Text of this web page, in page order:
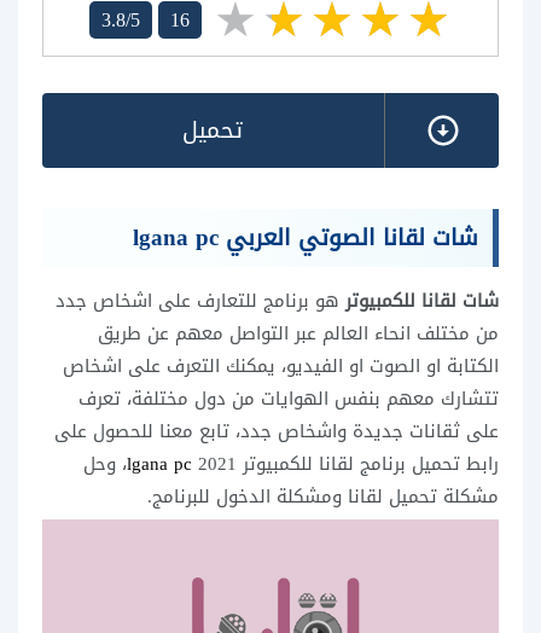
3.8/5 16
تحميل
شات لقانا الصوتي العربي lgana pc
شات لقانا للكمبيوترهو برنامج للتعارف على اشخاص جدد
من مختلف انحاء العالم عبر التواصل معهم عن طريق
الكتابة او الصوت او الفيديو، يمكنك التعرف على اشخاص
تتشارك معهم بنفس الهوايات من دول مختلفة، تعرف
على ثقانات جديدة واشخاص جدد، تابع معنا للحصول على
رابط تحميل برنامج لقانا للكمبيوتر 2021
، وحل
مشكلة تحميل لقانا ومشكلة الدخول للبرنامج.